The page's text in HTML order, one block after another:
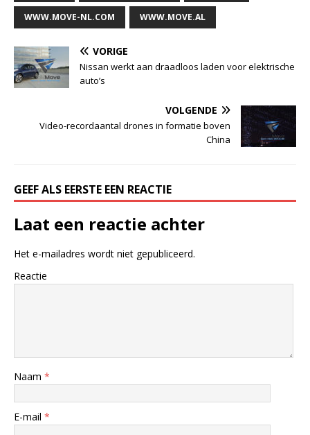
WWW.MOVE-NL.COM WWW.MOVE.AL
VORIGE
Nissan werkt aan draadloos laden voor elektrische
auto’s
VOLGENDE
Video-recordaantal drones in formatie boven
China
GEEF ALS EERSTE EEN REACTIE
Laat een reactie achter
Het e-mailadres wordt niet gepubliceerd.
Reactie
Naam *
E-mail *